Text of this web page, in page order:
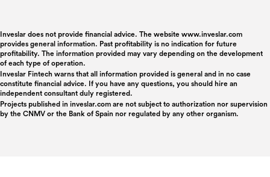
Inveslar does not provide financial advice. The website www.inveslar.com
provides general information. Past profitability is no indication for future
profitability. The information provided may vary depending on the development
of each type of operation.
Inveslar Fintech warns that all information provided is general and in no case
constitute financial advice. If you have any questions, you should hire an
independent consultant duly registered.
Projects published in inveslar.com are not subject to authorization nor supervision
by the CNMV or the Bank of Spain nor regulated by any other organism.